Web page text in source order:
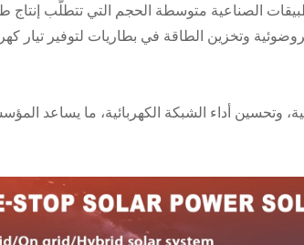
بقدرة ٢٠٠ كيلوواط خصيصًا للتطبيقات الصناعية متوسطة الحجم التي تتطلّب
وتخزين الطاقة في بطاريات لتوفير تيار
وتحسين أداء الشبكة الكهربائية، ما يساعد